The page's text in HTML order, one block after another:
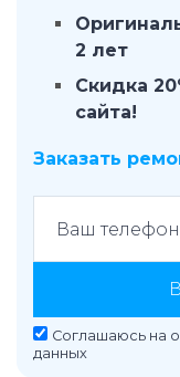
2 лет
Скидка
сайта!
Заказать
Соглашаюсь на
данных